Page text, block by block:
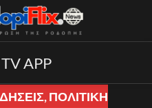
APP
,ΠΟΛΙΤΙΚΗ